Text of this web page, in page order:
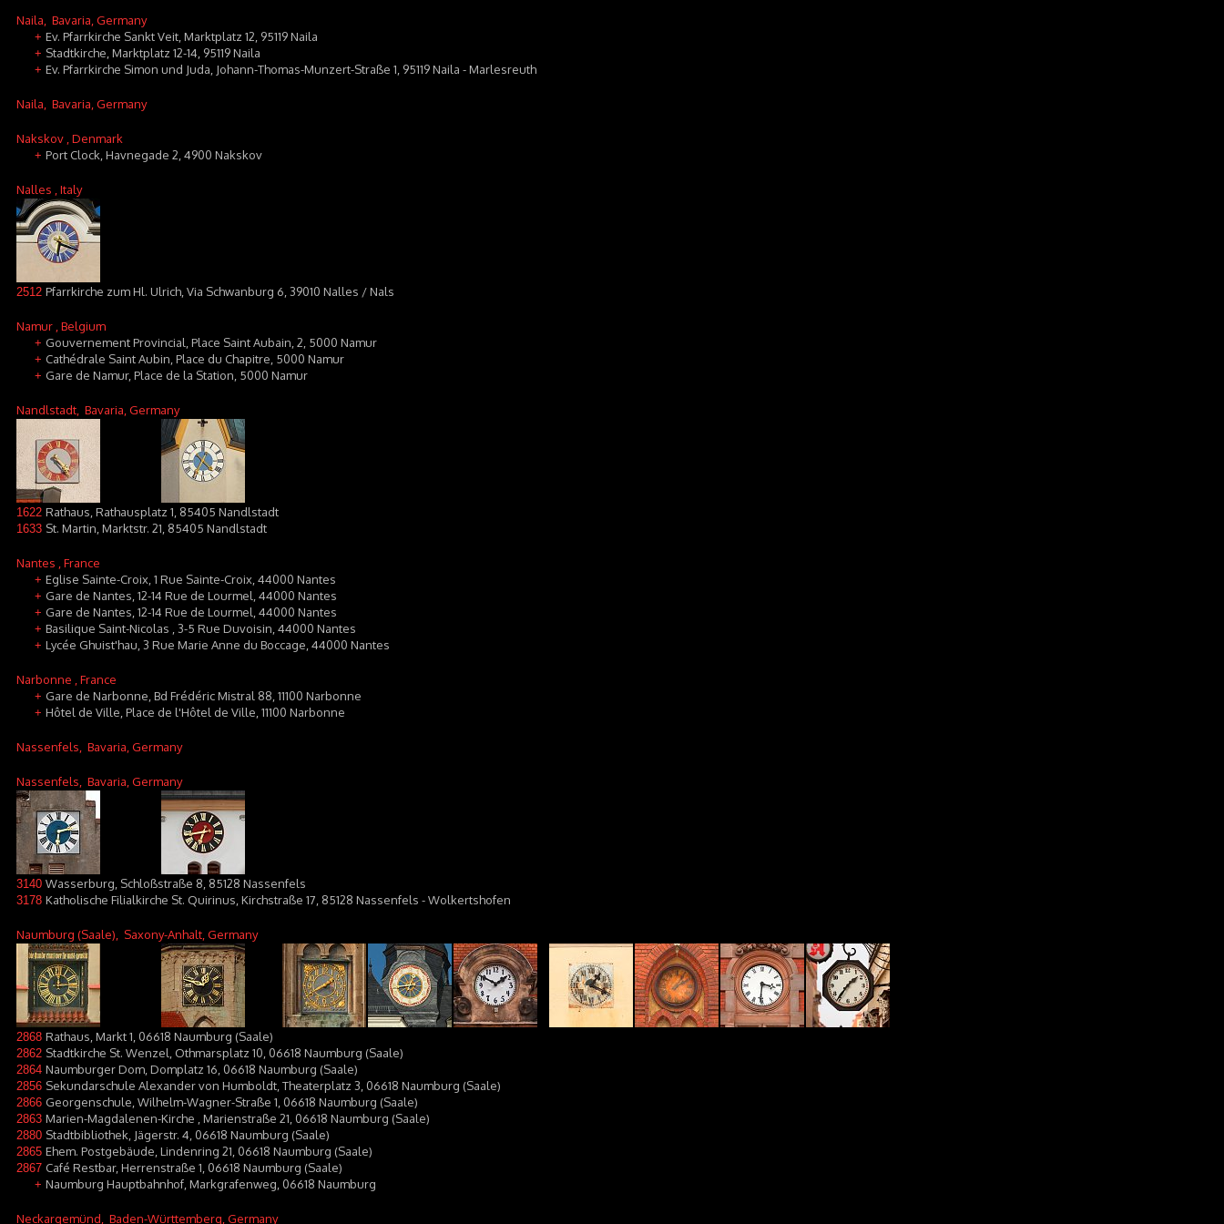
Naila , Bavaria, Germany
+ Ev. Pfarrkirche Sankt Veit, Marktplatz 12, 95119 Naila
+ Stadtkirche, Marktplatz 12-14, 95119 Naila
+ Ev. Pfarrkirche Simon und Juda, Johann-Thomas-Munzert-Straße 1, 95119 Naila - Marlesreuth
Naila , Bavaria, Germany
Nakskov , Denmark
+ Port Clock, Havnegade 2, 4900 Nakskov
Nalles , Italy
2512 Pfarrkirche zum Hl. Ulrich, Via Schwanburg 6, 39010 Nalles / Nals
Namur , Belgium
+ Gouvernement Provincial, Place Saint Aubain, 2, 5000 Namur
+ Cathédrale Saint Aubin, Place du Chapitre, 5000 Namur
+ Gare de Namur, Place de la Station, 5000 Namur
Nandlstadt , Bavaria, Germany
1622 Rathaus, Rathausplatz 1, 85405 Nandlstadt
1633 St. Martin, Marktstr. 21, 85405 Nandlstadt
Nantes , France
+ Eglise Sainte-Croix, 1 Rue Sainte-Croix, 44000 Nantes
+ Gare de Nantes, 12-14 Rue de Lourmel, 44000 Nantes
+ Gare de Nantes, 12-14 Rue de Lourmel, 44000 Nantes
+ Basilique Saint-Nicolas , 3-5 Rue Duvoisin, 44000 Nantes
+ Lycée Ghuist'hau, 3 Rue Marie Anne du Boccage, 44000 Nantes
Narbonne , France
+ Gare de Narbonne, Bd Frédéric Mistral 88, 11100 Narbonne
+ Hôtel de Ville, Place de l'Hôtel de Ville, 11100 Narbonne
Nassenfels , Bavaria, Germany
Nassenfels , Bavaria, Germany
3140 Wasserburg, Schloßstraße 8, 85128 Nassenfels
3178 Katholische Filialkirche St. Quirinus, Kirchstraße 17, 85128 Nassenfels - Wolkertshofen
Naumburg (Saale) , Saxony-Anhalt, Germany
2868 Rathaus, Markt 1, 06618 Naumburg (Saale)
2862 Stadtkirche St. Wenzel, Othmarsplatz 10, 06618 Naumburg (Saale)
2864 Naumburger Dom, Domplatz 16, 06618 Naumburg (Saale)
2856 Sekundarschule Alexander von Humboldt, Theaterplatz 3, 06618 Naumburg (Saale)
2866 Georgenschule, Wilhelm-Wagner-Straße 1, 06618 Naumburg (Saale)
2863 Marien-Magdalenen-Kirche , Marienstraße 21, 06618 Naumburg (Saale)
2880 Stadtbibliothek, Jägerstr. 4, 06618 Naumburg (Saale)
2865 Ehem. Postgebäude, Lindenring 21, 06618 Naumburg (Saale)
2867 Café Restbar, Herrenstraße 1, 06618 Naumburg (Saale)
+ Naumburg Hauptbahnhof, Markgrafenweg, 06618 Naumburg
Neckargemünd , Baden-Württemberg, Germany